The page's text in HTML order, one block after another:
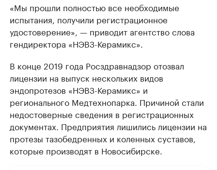
«Мы прошли полностью все необходимые
испытания, получили регистрационное
удостоверение», — приводит агентство слова
гендиректора «НЭВЗ-Керамикс».
В конце 2019 года Росздравнадзор отозвал
лицензии на выпуск нескольких видов
эндопротезов «НЭВЗ-Керамикс» и
регионального Медтехнопарка. Причиной стали
недостоверные сведения в регистрационных
документах. Предприятия лишились лицензии на
протезы тазобедренных и коленных суставов,
которые производят в Новосибирске.